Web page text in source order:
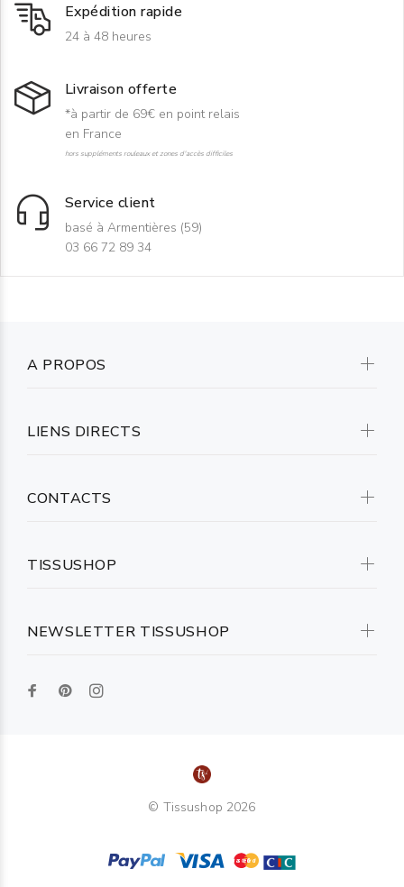
Expédition rapide
24 à 48 heures
Livraison offerte
*à partir de 69€ en point relais
en France
hors suppléments rouleaux et zones d'accès difficiles
Service client
basé à Armentières (59)
03 66 72 89 34
NEWSLETTER TISSUSHOP
A PROPOS
LIENS DIRECTS
CONTACTS
TISSUSHOP
© Tissushop 2026